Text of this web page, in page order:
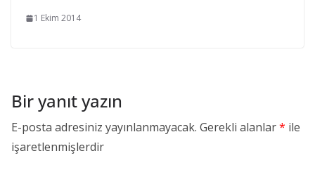
1 Ekim 2014
Bir yanıt yazın
E-posta adresiniz yayınlanmayacak. Gerekli alanlar* ile
işaretlenmişlerdir